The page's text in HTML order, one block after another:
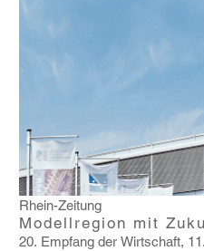
Rhein-Zeitung
Modellregion mit
20. Empfang der Wirt­schaft,